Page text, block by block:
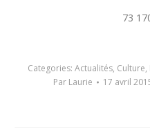
73
Categories: Actualités, Culture,
Par Laurie 17 avril